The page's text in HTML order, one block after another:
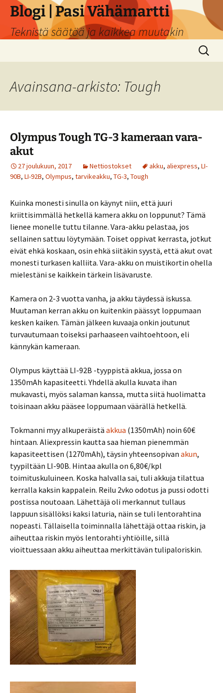
Siirry
sisältöön
Blogi | Pasi Vähämartti
Teknistä säätöä ja kaikkea muutakin
Haku:
Avainsana-arkisto: Tough
Olympus Tough TG-3 kameraan vara-
akut
27 joulukuun, 2017 Nettiostokset akku, aliexpress, LI-
90B, LI-92B, Olympus, tarvikeakku, TG-3, Tough
Kuinka monesti sinulla on käynyt niin, että juuri
kriittisimmällä hetkellä kamera akku on loppunut? Tämä
lienee monelle tuttu tilanne. Vara-akku pelastaa, jos
sellainen sattuu löytymään. Toiset oppivat kerrasta, jotkut
eivät ehkä koskaan, osin ehkä siitäkin syystä, että akut ovat
monesti turkasen kalliita. Vara-akku on muistikortin ohella
mielestäni se kaikkein tärkein lisävaruste.
Kamera on 2-3 vuotta vanha, ja akku täydessä iskussa.
Muutaman kerran akku on kuitenkin päässyt loppumaan
kesken kaiken. Tämän jälkeen kuvaaja onkin joutunut
turvautumaan toiseksi parhaaseen vaihtoehtoon, eli
kännykän kameraan.
Olympus käyttää LI-92B -tyyppistä akkua, jossa on
1350mAh kapasiteetti. Yhdellä akulla kuvata ihan
mukavasti, myös salaman kanssa, mutta siitä huolimatta
toisinaan akku pääsee loppumaan väärällä hetkellä.
Tokmanni myy alkuperäistä akkua (1350mAh) noin 60€
hintaan. Aliexpressin kautta saa hieman pienemmän
kapasiteettisen (1270mAh), täysin yhteensopivan akun,
tyypiltään LI-90B. Hintaa akulla on 6,80€/kpl
toimituskuluineen. Koska halvalla sai, tuli akkuja tilattua
kerralla kaksin kappalein. Reilu 2vko odotus ja pussi odotti
postissa noutoaan. Lähettäjä oli merkannut tullaus
lappuun sisällöksi kaksi laturia, näin se tuli lentorahtina
nopeasti. Tällaisella toiminnalla lähettäjä ottaa riskin, ja
aiheuttaa riskin myös lentorahti yhtiöille, sillä
vioittuessaan akku aiheuttaa merkittävän tulipaloriskin.